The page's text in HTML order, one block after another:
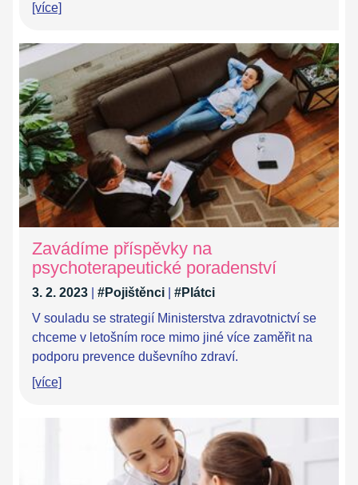
[více]
Zavádíme příspěvky na
psychoterapeutické poradenství
3. 2. 2023 #Pojištěnci
#Plátci
V souladu se strategií Ministerstva zdravotnictví se
chceme v letošním roce mimo jiné více zaměřit na
podporu prevence duševního zdraví.
[více]